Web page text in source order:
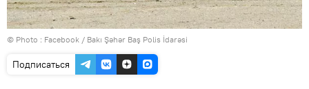
© Photo : Facebook / Bakı Şəhər Baş Polis İdarəsi
Подписаться